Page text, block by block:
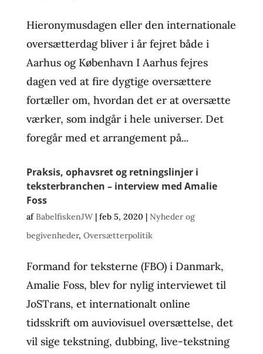
Hieronymusdagen eller den internationale
oversætterdag bliver i år fejret både i
Aarhus og København I Aarhus fejres
dagen ved at fire dygtige oversættere
fortæller om, hvordan det er at oversætte
værker, som indgår i hele universer. Det
foregår med et arrangement på...
Praksis, ophavsret og retningslinjer i
teksterbranchen – interview med Amalie
Foss
afBabelfiskenJW| feb 5, 2020 | Nyheder og
begivenheder, Oversætterpolitik
Formand for teksterne (FBO) i Danmark,
Amalie Foss, blev for nylig interviewet til
JoSTrans, et internationalt online
tidsskrift om auviovisuel oversættelse, det
vil sige tekstning, dubbing, live-tekstning